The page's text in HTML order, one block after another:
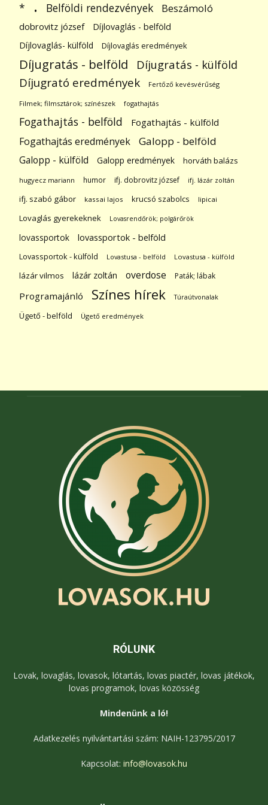
* . Belföldi rendezvények Beszámoló
dobrovitz józsef
Díjlovaglás - belföld
Díjlovaglás- külföld
Díjlovaglás eredmények
Díjugratás - belföld Díjugratás - külföld
Díjugrató eredmények Fertőző kevésvérűség
Filmek; filmsztárok; színészek fogathajtás
Fogathajtás - belföld Fogathajtás - külföld
Fogathajtás eredmények Galopp - belföld
Galopp - külföld Galopp eredmények horváth balázs
hugyecz mariann humor ifj. dobrovitz józsef ifj. lázár zoltán
ifj. szabó gábor kassai lajos krucsó szabolcs lipicai
Lovaglás gyerekeknek Lovasrendőrök; polgárőrök
lovassportok lovassportok - belföld
Lovassportok - külföld Lovastusa - belföld Lovastusa - külföld
lázár vilmos lázár zoltán overdose Paták; lábak
Programajánló Színes hírek Túraútvonalak
Ügető - belföld Ügető eredmények
RÓLUNK
Lovak, lovaglás, lovasok, lótartás, lovas piactér, lovas játékok,
lovas programok, lovas közösség
Mindenünk a ló!
Adatkezelés nyilvántartási szám: NAIH-123795/2017
Kapcsolat: info@lovasok.hu